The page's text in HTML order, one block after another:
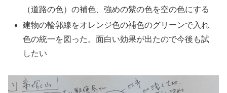
（道路の色）の補色、強めの紫の色を空の色にする
建物の輪郭線をオレンジ色の補色のグリーンで入れ
色の統一を図った。面白い効果が出たので今後も試
したい